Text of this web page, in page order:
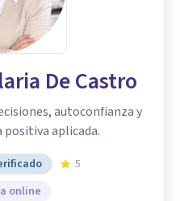
De Castro
autoconfianza y
aplicada.
5
online